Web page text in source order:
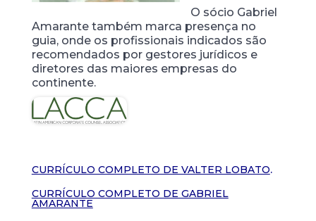
O sócio Gabriel
Amarante também marca presença no
guia, onde os profissionais indicados são
recomendados por gestores jurídicos e
diretores das maiores empresas do
continente.
CURRÍCULO COMPLETO DE VALTER LOBATO.
CURRÍCULO COMPLETO DE GABRIEL
AMARANTE